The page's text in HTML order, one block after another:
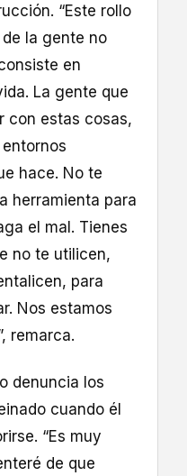
“Este rollo
la gente no
en
La gente que
con estas cosas,
hace. No te
herramienta para
el mal. Tienes
no te utilicen,
para
Nos estamos
remarca.
denuncia los
cuando él
“Es muy
de que